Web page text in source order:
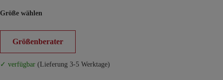
Größe wählen
Größenberater
✓ verfügbar (Lieferung 3-5 Werktage)